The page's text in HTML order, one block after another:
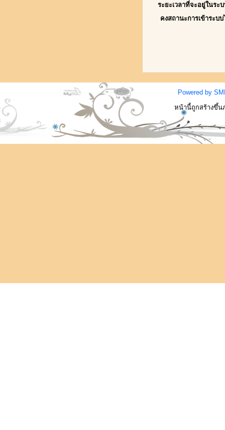
ระยะเวลาที่จะอยู่ในระ
คงสถานะการเข้าระบ
Powered by
หน้านี้ถูกสร้างขึ้น